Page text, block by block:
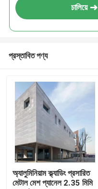
চালিয়ে
প্রস্তাবিত পণ্য
অ্যালুমিনিয়াম ক্ল্যাডিং প্রসারিত
মেটাল মেশ প্যানেল 2.35 মিমি